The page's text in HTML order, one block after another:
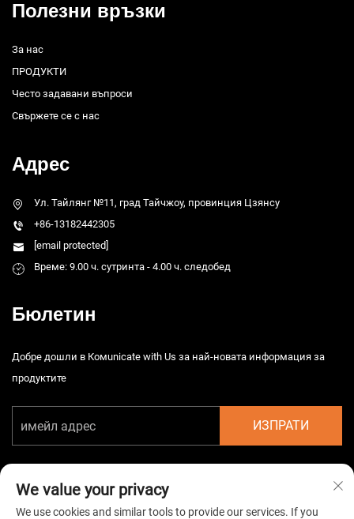
Полезни връзки
За нас
ПРОДУКТИ
Често задавани въпроси
Свържете се с нас
Адрес
Ул. Тайлянг №11, град Тайчжоу, провинция Цзянсу
+86-13182442305
[email protected]
Време: 9.00 ч. сутринта - 4.00 ч. следобед
Бюлетин
Добре дошли в Комunicate with Us за най-новата информация за
продуктите
ИЗПРАТИ
We value your privacy
We use cookies and similar tools to provide our services. If you